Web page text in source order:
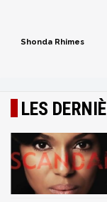
Shonda Rhimes
LES